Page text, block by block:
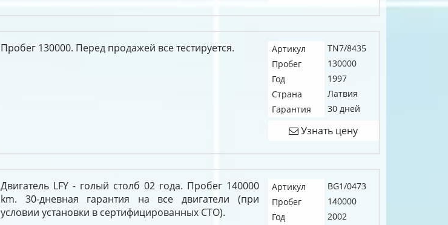
Пробег 130000. Перед продажей все тестируется. Артикул
TN7/8435
Пробег
130000
Год
1997
Страна
Латвия
Гарантия
30 дней
Узнать цену
Двигатель LFY - голый столб 02 года. Пробег 140000
km. 30-дневная гарантия на все двигатели (при
условии установки в сертифицированных СТО).
Артикул
BG1/0473
Пробег
140000
Год
2002